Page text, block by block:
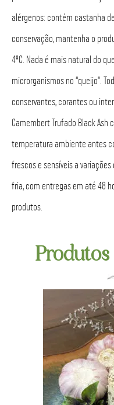
alérgenos: contém castanha
conservação, mantenha o
4ºC. Nada é mais natural do
microrganismos no “queijo”.
conservantes, corantes ou
Camembert Trufado Black
temperatura ambiente antes
frescos e sensíveis a
fria, com entregas em até 48
produtos.